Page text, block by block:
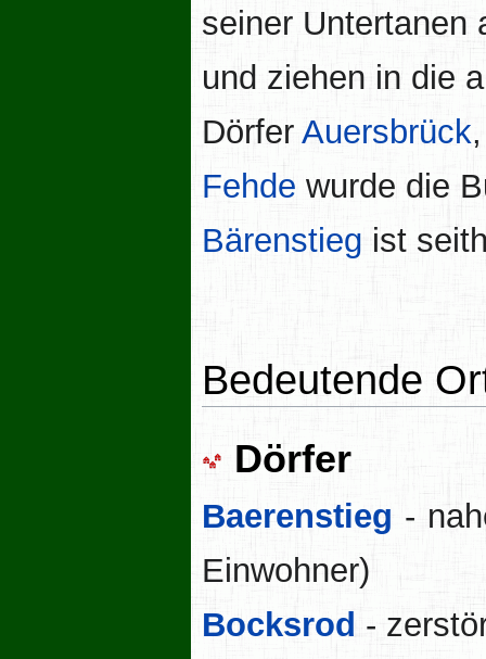
seiner Untertanen
und ziehen in die
Dörfer Auersbrück
Fehde wurde die
Bärenstieg ist
Bedeutende
Dörfer
Baerenstieg -
Einwohner)
Bocksrod -